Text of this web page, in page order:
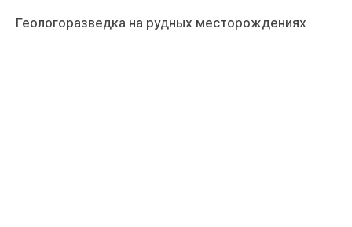
Геологоразведка на рудных месторождениях